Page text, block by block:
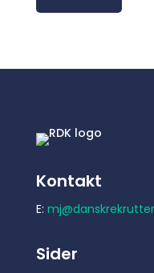
Kontakt
E:
Sider